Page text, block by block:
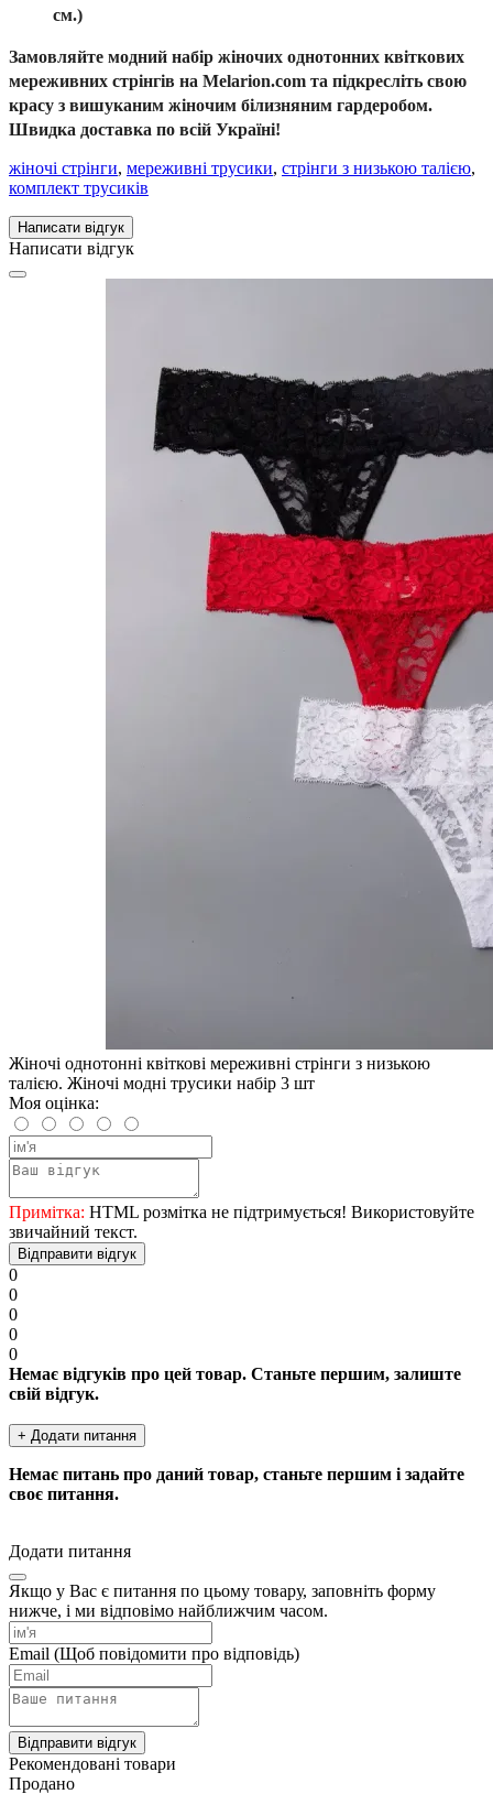
см.)
Замовляйте модний набір жіночих однотонних квіткових
мереживних стрінгів на Melarion.com та підкресліть свою
красу з вишуканим жіночим білизняним гардеробом.
Швидка доставка по всій Україні!
жіночі стрінги, мереживні трусики, стрінги з низькою талією,
комплект трусиків
Написати відгук
Написати відгук
Жіночі однотонні квіткові мереживні стрінги з низькою
талією. Жіночі модні трусики набір 3 шт
Моя оцінка:
Примітка: HTML розмітка не підтримується! Використовуйте
звичайний текст.
Відправити відгук
0
0
0
0
0
Немає відгуків про цей товар. Станьте першим, залиште
свій відгук.
+ Додати питання
Немає питань про даний товар, станьте першим і задайте
своє питання.
Додати питання
Якщо у Вас є питання по цьому товару, заповніть форму
нижче, і ми відповімо найближчим часом.
Email (Щоб повідомити про відповідь)
Відправити відгук
Рекомендовані товари
Продано